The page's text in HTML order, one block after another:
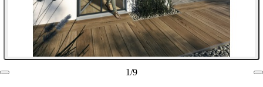
1/9